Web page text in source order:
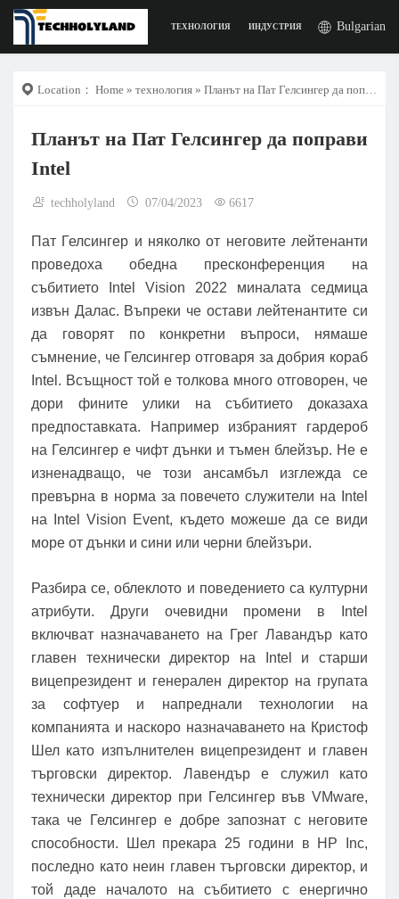
ТЕХНОЛОГИЯ ИНДУСТРИЯ РАБОТАBulgarian
Location： Home » технология » Планът на Пат Гелсингер да поправи Intel
Планът на Пат Гелсингер да поправи
Intel
techholyland 07/04/2023 6617
Пат Гелсингер и няколко от неговите лейтенанти
проведоха обедна пресконференция на
събитието Intel Vision 2022 миналата седмица
извън Далас. Въпреки че остави лейтенантите си
да говорят по конкретни въпроси, нямаше
съмнение, че Гелсингер отговаря за добрия кораб
Intel. Всъщност той е толкова много отговорен, че
дори фините улики на събитието доказаха
предпоставката. Например избраният гардероб
на Гелсингер е чифт дънки и тъмен блейзър. Не е
изненадващо, че този ансамбъл изглежда се
превърна в норма за повечето служители на Intel
на Intel Vision Event, където можеше да се види
море от дънки и сини или черни блейзъри.
Разбира се, облеклото и поведението са културни
атрибути. Други очевидни промени в Intel
включват назначаването на Грег Лавандър като
главен технически директор на Intel и старши
вицепрезидент и генерален директор на групата
за софтуер и напреднали технологии на
компанията и наскоро назначаването на Кристоф
Шел като изпълнителен вицепрезидент и главен
търговски директор. Лавендър е служил като
технически директор при Гелсингер във VMware,
така че Гелсингер е добре запознат с неговите
способности. Шел прекара 25 години в HP Inc,
последно като неин главен търговски директор, и
той даде началото на събитието с енергично